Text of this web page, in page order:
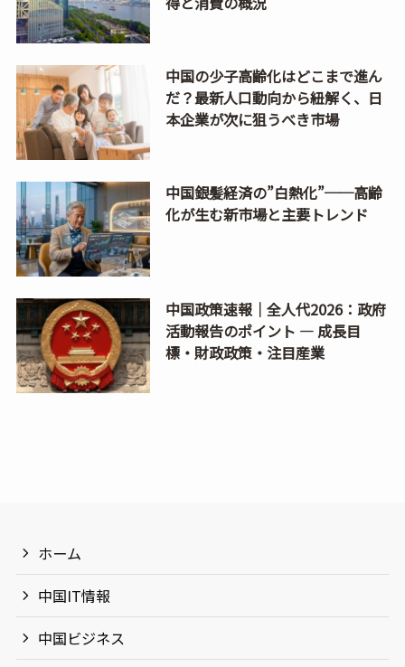
中国の少子高齢化はどこまで進ん
だ？最新人口動向から紐解く、日
本企業が次に狙うべき市場
中国銀髪経済の”白熱化”──高齢
化が生む新市場と主要トレンド
中国政策速報｜全人代2026：政府
活動報告のポイント ― 成長目
標・財政政策・注目産業
ホーム
中国IT情報
中国ビジネス